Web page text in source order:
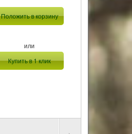
Положить в корзину
или
Купить в 1 клик